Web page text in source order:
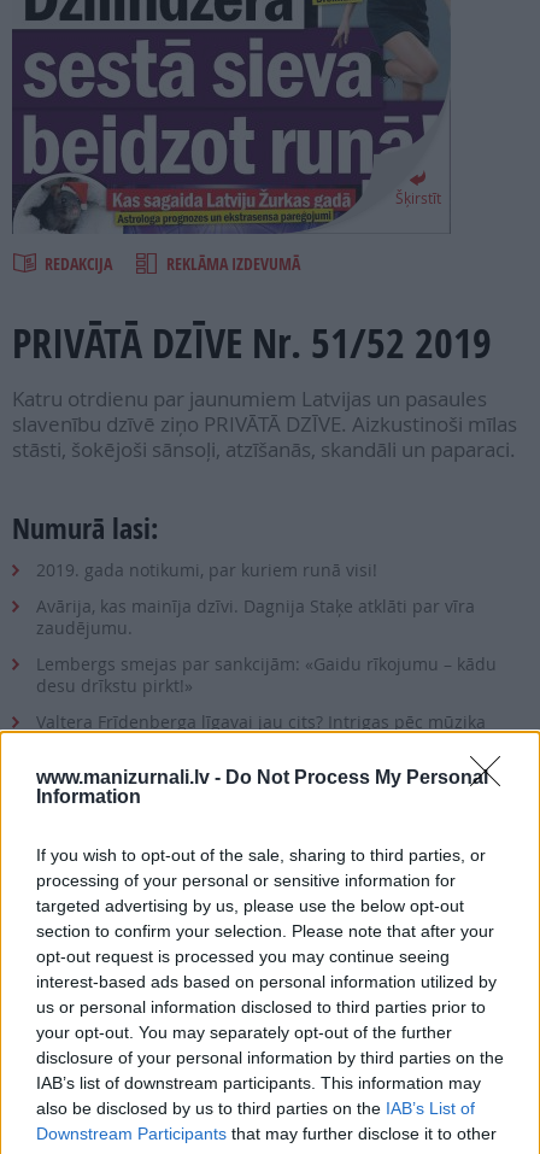
www.manizurnali.lv - Do Not Process My Personal
Information
If you wish to opt-out of the sale, sharing to third parties, or
processing of your personal or sensitive information for
targeted advertising by us, please use the below opt-out
section to confirm your selection. Please note that after your
opt-out request is processed you may continue seeing
interest-based ads based on personal information utilized by
us or personal information disclosed to third parties prior to
your opt-out. You may separately opt-out of the further
disclosure of your personal information by third parties on the
IAB’s list of downstream participants. This information may
also be disclosed by us to third parties on the IAB’s List of
Downstream Participants that may further disclose it to other
SEARCH
Šķirstīt
REDAKCIJA REKLĀMA IZDEVUMĀ
PRIVĀTĀ DZĪVE Nr. 51/52 2019
Katru otrdienu par jaunumiem Latvijas un pasaules
slavenību dzīvē ziņo PRIVĀTĀ DZĪVE. Aizkustinoši mīlas
stāsti, šokējoši sānsoļi, atzīšanās, skandāli un paparaci.
Numurā lasi:
2019. gada notikumi, par kuriem runā visi!
Avārija, kas mainīja dzīvi. Dagnija Staķe atklāti par vīra
zaudējumu.
Lembergs smejas par sankcijām: «Gaidu rīkojumu – kādu
desu drīkstu pirkt!»
Valtera Frīdenberga līgavai jau cits? Intrigas pēc mūziķa
Džilindžera sestā sieva beidzot runā! Par vīru, nodevību un
savu pirmo romānu.
vientuļi un nedroši…»
Uzzini, kas slēpjas seksīgākās aktrises Leldes Dreimanes
skapī.
Kas sagaida Latviju Žurkas gadā? Astrologa prognozes un
ekstrasensa pareģojumi.
Seko mums